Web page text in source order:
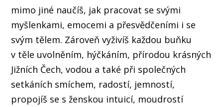
mimo jiné naučíš, jak pracovat se svými
myšlenkami, emocemi a přesvědčeními i se
svým tělem. Zároveň vyživíš každou buňku
v těle uvolněním, hýčkáním, přírodou krásných
Jižních Čech, vodou a také při společných
setkáních smíchem, radostí, jemností,
propojíš se s ženskou intuicí, moudrostí